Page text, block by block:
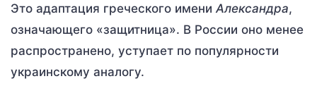
Это адаптация греческого имени Александра,
означающего «защитница». В России оно менее
распространено, уступает по популярности
украинскому аналогу.